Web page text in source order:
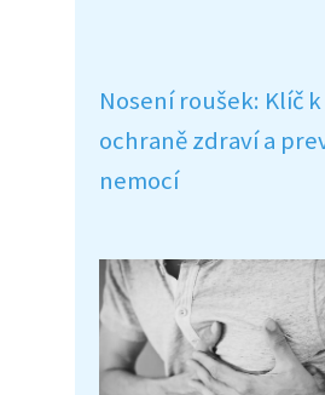
Nosení roušek: Klíč k
ochraně zdraví a
nemocí